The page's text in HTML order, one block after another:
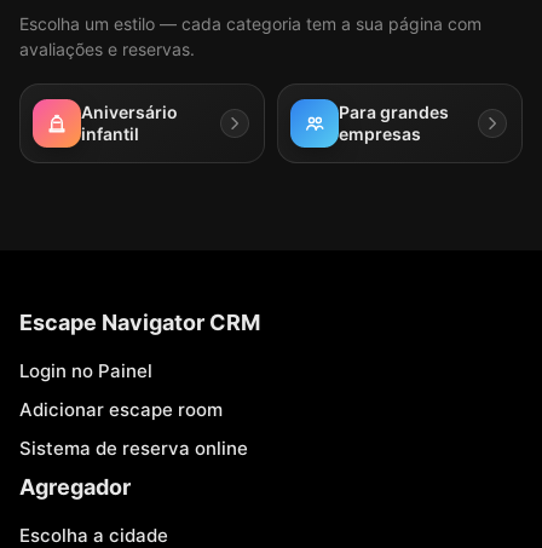
Escolha um estilo — cada categoria tem a sua página com
avaliações e reservas.
Aniversário
infantil
Para grandes
empresas
Escape Navigator CRM
Login no Painel
Adicionar escape room
Sistema de reserva online
Agregador
Escolha a cidade